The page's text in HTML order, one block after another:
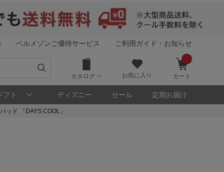
ベルメゾンご優待サービス ご利用ガイド・お知らせ
カタログ お気に入り カート
フト ディズニー セール 定期お届け
ッド 「DAYS COOL」